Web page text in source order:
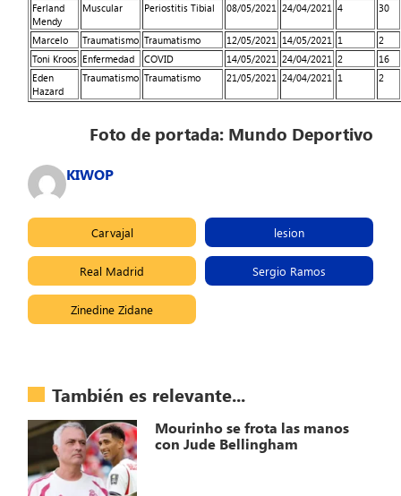
Ferland
Mendy
Muscular Periostitis Tibial 08/05/2021 24/04/2021 4 30
Marcelo Traumatismo Traumatismo 12/05/2021 14/05/2021 1
2
Toni Kroos Enfermedad COVID 14/05/2021 24/04/2021 2
16
Eden
Hazard
Traumatismo Traumatismo 21/05/2021 24/04/2021 1 2
Foto de portada: Mundo Deportivo
KIWOP
Carvajal lesion
Real Madrid Sergio Ramos
Zinedine Zidane
También es relevante...
Mourinho se frota las manos
con Jude Bellingham